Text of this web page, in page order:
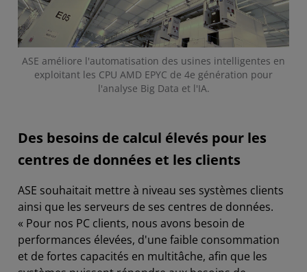
ASE améliore l'automatisation des usines intelligentes en
exploitant les CPU AMD EPYC de 4e génération pour
l'analyse Big Data et l'IA.
Des besoins de calcul élevés pour les
centres de données et les clients
ASE souhaitait mettre à niveau ses systèmes clients
ainsi que les serveurs de ses centres de données.
« Pour nos PC clients, nous avons besoin de
performances élevées, d'une faible consommation
et de fortes capacités en multitâche, afin que les